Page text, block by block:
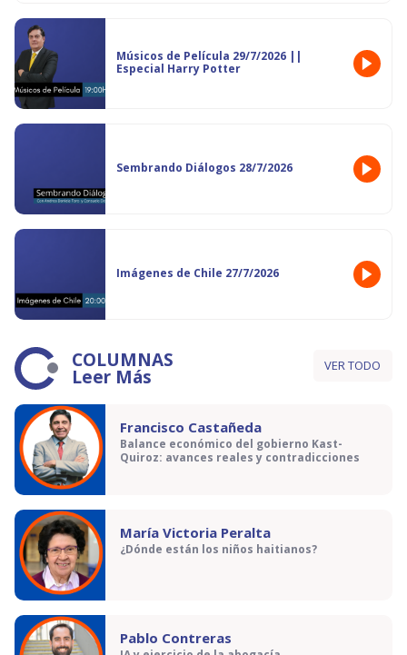
Músicos de Película 29/7/2026 ||
Especial Harry Potter
Sembrando Diálogos 28/7/2026
Imágenes de Chile 27/7/2026
COLUMNAS
Leer Más VER TODO
Francisco Castañeda
Balance económico del gobierno Kast-
Quiroz: avances reales y contradicciones
María Victoria Peralta
¿Dónde están los niños haitianos?
Pablo Contreras